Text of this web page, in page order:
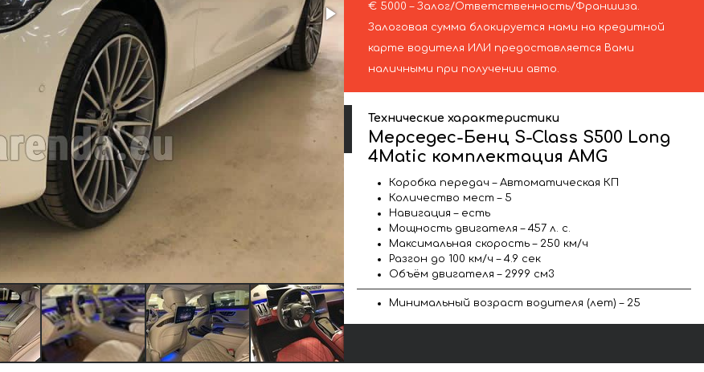
€ 5000 – Залог/Ответственность/Франшиза.
Залоговая сумма блокируется нами на кредитной
карте водителя ИЛИ предоставляется Вами
наличными при получении авто.
Технические характеристики
Мерседес-Бенц S-Class S500 Long
4Matic комплектация AMG
Коробка передач – Автоматическая КП
Количество мест – 5
Навигация – есть
Мощность двигателя – 457 л. с.
Максимальная скорость – 250 км/ч
Разгон до 100 км/ч – 4.9 сек
Объём двигателя – 2999 см3
Минимальный возраст водителя (лет) – 25